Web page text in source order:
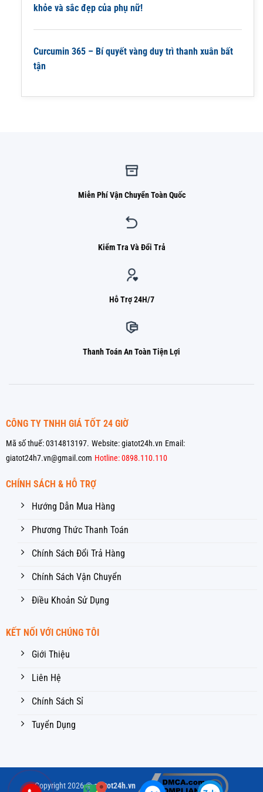
khỏe và sắc đẹp của phụ nữ!
Curcumin 365 – Bí quyết vàng duy trì thanh xuân bất
tận
Miễn Phí Vận Chuyển Toàn Quốc
Kiểm Tra Và Đổi Trả
Hỗ Trợ 24H/7
Thanh Toán An Toàn Tiện Lợi
CÔNG TY TNHH GIÁ TỐT 24 GIỜ
Mã số thuế: 0314813197. Website: giatot24h.vn Email:
giatot24h7.vn@gmail.com Hotline: 0898.110.110
CHÍNH SÁCH & HỖ TRỢ
Hướng Dẫn Mua Hàng
Phương Thức Thanh Toán
Chính Sách Đổi Trả Hàng
Chính Sách Vận Chuyển
Điều Khoản Sử Dụng
KẾT NỐI VỚI CHÚNG TÔI
Giới Thiệu
Liên Hệ
Chính Sách Sỉ
Tuyển Dụng
Copyright 2026 ©giatot24h.vn